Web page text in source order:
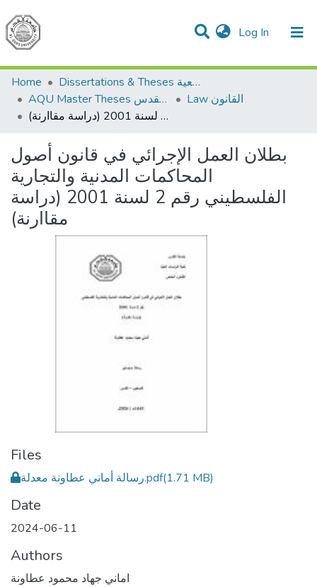
Log In (current)
Communities & Collections
All of DSpace
Home
Dissertations & Theses الرسائل الجامعية
AQU Master Theses الرسائل الجامعية الخاصة بجامعة القدس
Law القانون
بطلان العمل الإجرائي في قانون أصول المحاكمات المدنية والتجارية الفلسطيني رقم 2 لسنة 2001 (دراسة مقاارنة)
بطلان العمل الإجرائي في قانون أصول
المحاكمات المدنية والتجارية
الفلسطيني رقم 2 لسنة 2001 (دراسة
مقاارنة)
Files
رسالة أماني عطاونة معدلة.pdf(1.71 MB)
Date
2024-06-11
Authors
اماني جهاد محمود عطاونة